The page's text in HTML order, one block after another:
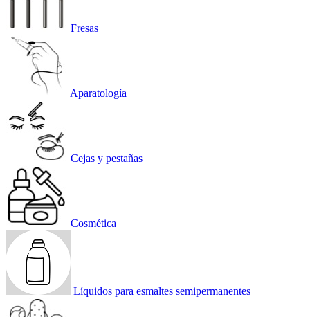
Fresas
Aparatología
Cejas y pestañas
Cosmética
Líquidos para esmaltes semipermanentes